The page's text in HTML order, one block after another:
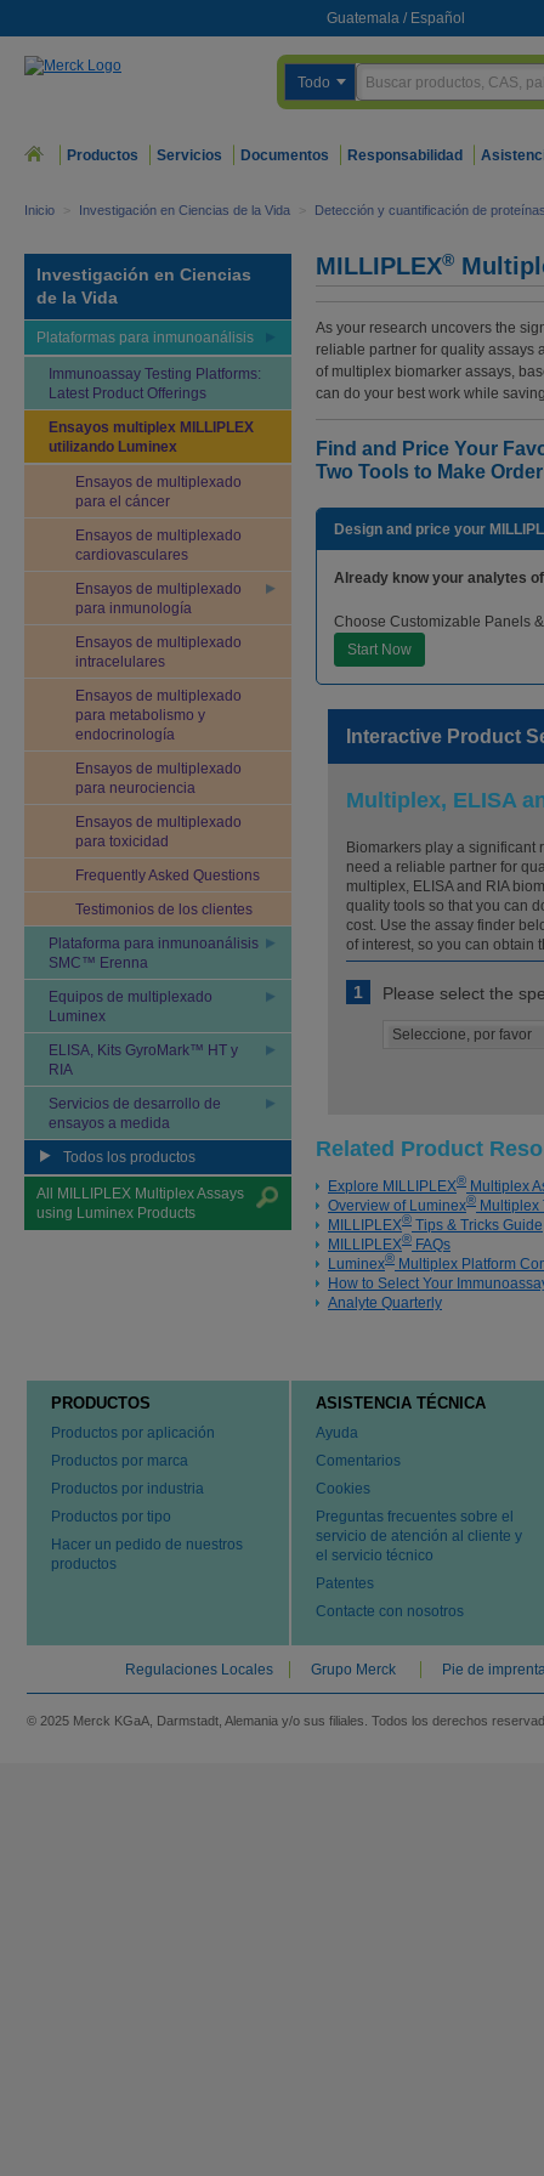
Guatemala / Español
Todo
Productos Servicios Documentos Responsabilidad
Inicio > Investigación en Ciencias de la Vida > Detección y cuantificación de
Investigación en Ciencias
de la Vida
Plataformas para inmunoanálisis
Immunoassay Testing Platforms:
Latest Product Offerings
Ensayos multiplex MILLIPLEX
utilizando Luminex
Ensayos de multiplexado
para el cáncer
Ensayos de multiplexado
cardiovasculares
Ensayos de multiplexado
para inmunología
Ensayos de multiplexado
intracelulares
Ensayos de multiplexado
para metabolismo y
endocrinología
Ensayos de multiplexado
para neurociencia
Ensayos de multiplexado
para toxicidad
Frequently Asked Questions
Testimonios de los clientes
Plataforma para inmunoanálisis
SMC™ Erenna
Equipos de multiplexado
Luminex
ELISA, Kits GyroMark™ HT y
RIA
Servicios de desarrollo de
ensayos a medida
Todos los productos
All MILLIPLEX Multiplex Assays
using Luminex Products
MILLIPLEX®
As your research uncovers the
reliable partner for quality assays
of multiplex biomarker assays,
can do your best work while
Find and Price Your
Two Tools to Make
Design and price your
Already know your analytes
Choose Customizable Panels
Start Now
Interactive Product
Multiplex, ELISA
Biomarkers play a significant
need a reliable partner for
multiplex, ELISA and RIA
quality tools so that you can
cost. Use the assay finder
of interest, so you can obtain
1 Please select the
Related Product
Explore MILLIPLEX® Multiplex
Overview of Luminex® Multiplex
MILLIPLEX® Tips & Tricks Guide
MILLIPLEX® FAQs
Luminex® Multiplex Platform
How to Select Your
Analyte Quarterly
PRODUCTOS
Productos por aplicación
Productos por marca
Productos por industria
Productos por tipo
Hacer un pedido de nuestros
productos
ASISTENCIA TÉCNICA
Ayuda
Comentarios
Cookies
Preguntas frecuentes sobre el
servicio de atención al cliente y
el servicio técnico
Patentes
Contacte con nosotros
Regulaciones Locales Grupo Merck Pie de
© 2025 Merck KGaA, Darmstadt, Alemania y/o sus filiales. Todos los derechos